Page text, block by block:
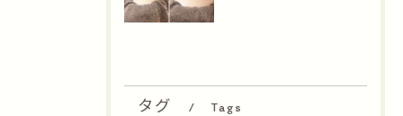
タグ Tags